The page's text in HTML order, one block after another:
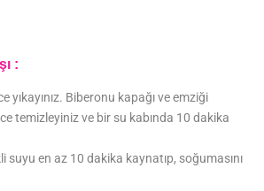
:
yıkayınız. Biberonu kapağı ve emziği
temizleyiniz ve bir su kabında 10 dakika
suyu en az 10 dakika kaynatıp, soğumasını